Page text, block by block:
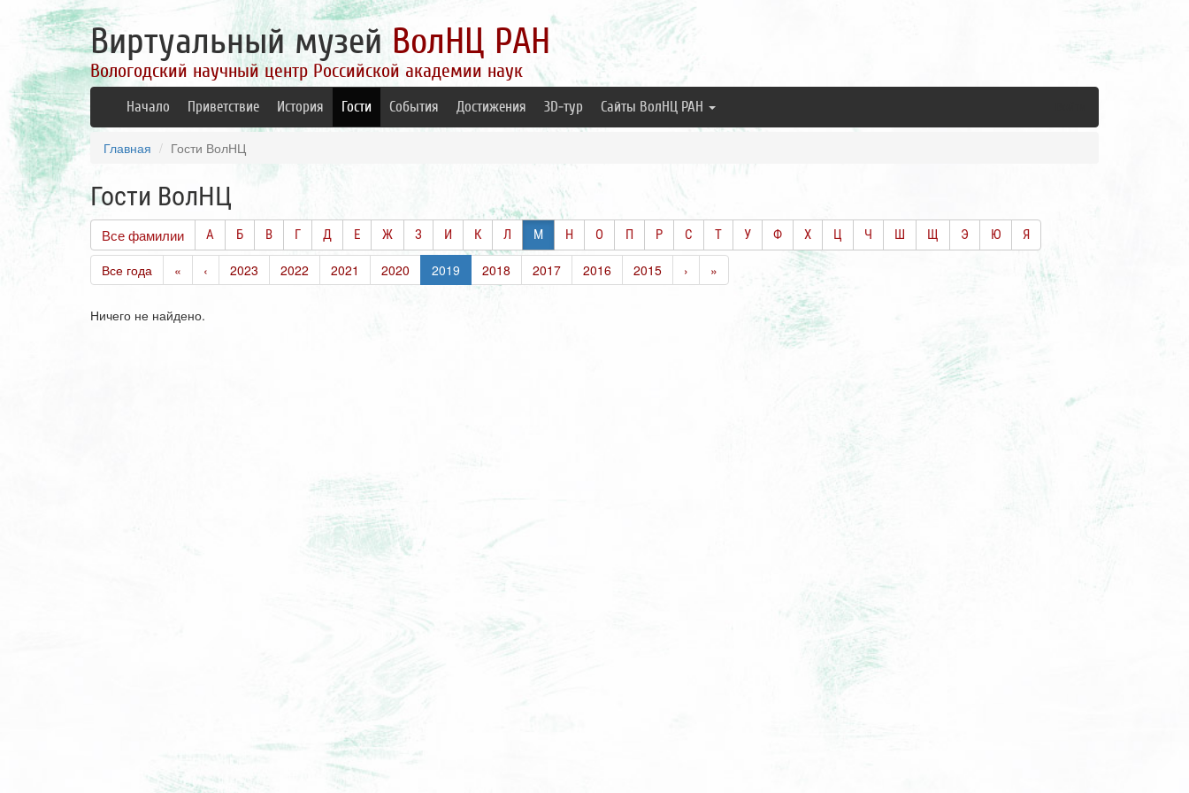
Виртуальный музей ВолНЦ РАН
Вологодский научный центр Российской академии наук
Начало Приветствие История Гости События Достижения 3D-тур Сайты ВолНЦ РАН
Главная Гости ВолНЦ
Гости ВолНЦ
Все фамилии А Б В Г Д Е Ж З И К Л М Н О П Р С Т У Ф Х Ц Ч Ш Щ Э Ю Я
Все года « ‹ 2023 2022 2021 2020 2019 2018 2017 2016 2015 › »
Ничего не найдено.